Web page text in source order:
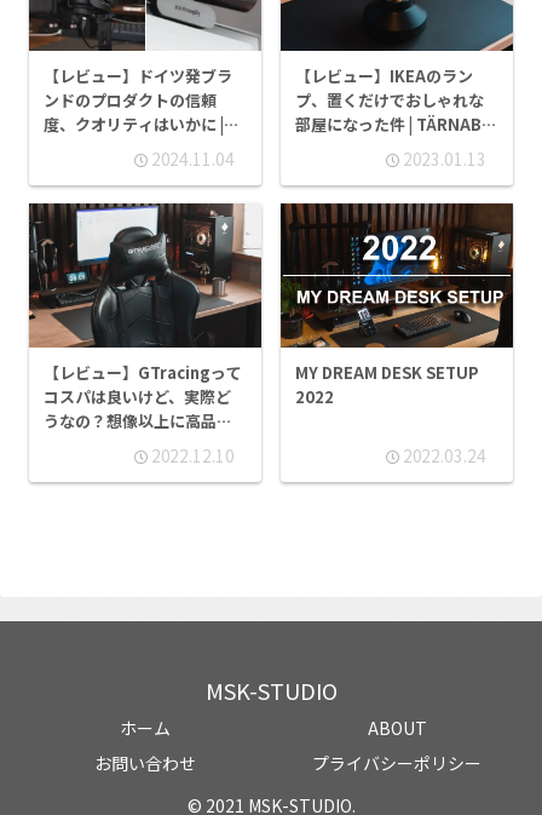
【レビュー】ドイツ発ブラ
ンドのプロダクトの信頼
度、クオリティはいかに |
Streamplify「CAM PRO・
MIC PRO・MOUNT LIFT」
2024.11.04
【レビュー】IKEAのラン
プ、置くだけでおしゃれな
部屋になった件 | TÄRNABY
テールナビー
2023.01.13
【レビュー】GTracingって
コスパは良いけど、実際ど
うなの？想像以上に高品
質。 | GTracing ゲーミング
チェア G901
2022.12.10
MY DREAM DESK SETUP
2022
2022.03.24
MSK-STUDIO
ホーム
ABOUT
お問い合わせ
プライバシーポリシー
© 2021 MSK-STUDIO.